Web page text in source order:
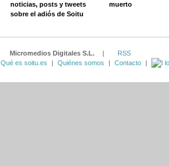
noticias, posts y tweets
sobre el adiós de Soitu
muerto
Micromedios Digitales S.L. |
RSS
Qué es soitu.es
| Quiénes somos | Contacto |